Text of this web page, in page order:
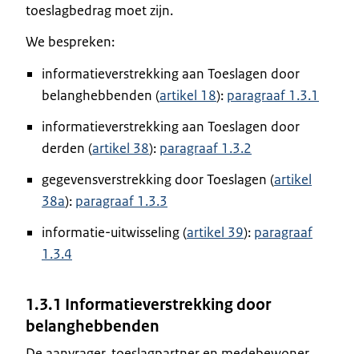
toeslagbedrag moet zijn.
We bespreken:
informatieverstrekking aan Toeslagen door
belanghebbenden (artikel 18): paragraaf 1.3.1
informatieverstrekking aan Toeslagen door
derden (artikel 38): paragraaf 1.3.2
gegevensverstrekking door Toeslagen (artikel
38a): paragraaf 1.3.3
informatie-uitwisseling (artikel 39): paragraaf
1.3.4
1.3.1 Informatieverstrekking door
belanghebbenden